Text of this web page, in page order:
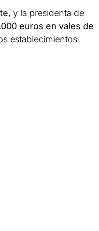
, y la presidenta de
euros en vales de
establecimientos